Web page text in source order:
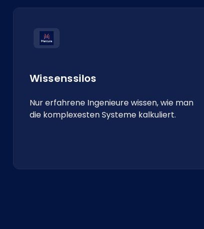
Wissenssilos
Nur erfahrene Ingenieure wissen, wie man
die komplexesten Systeme kalkuliert.